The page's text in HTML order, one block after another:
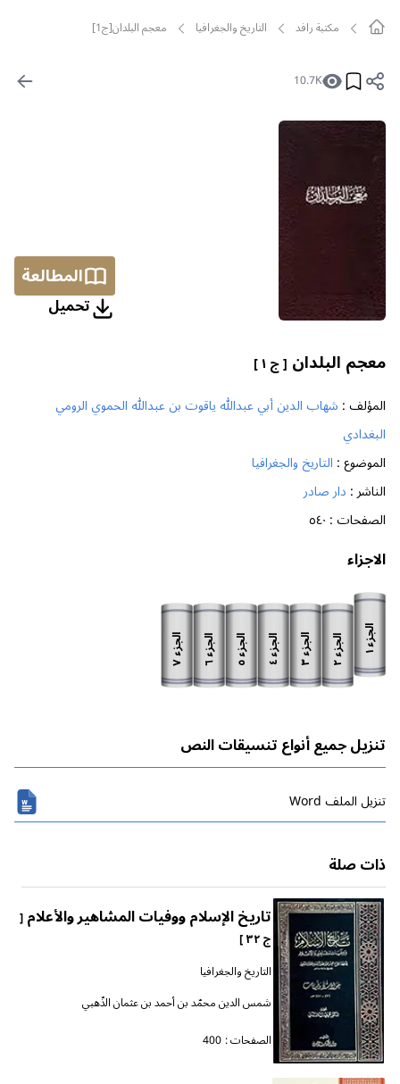
مکتبة رافد التاريخ والجغرافيا معجم البلدان[ج1]
10.7K
المطالعة
تحمیل
معجم البلدان [ ج ١ ]
المؤلف : شهاب الدين أبي عبدالله ياقوت بن عبدالله الحموي الرومي
البغدادي
الموضوع : التاريخ والجغرافيا
الناشر : دار صادر
الصفحات : ٥٤٠
الاجزاء
الجزء
١ الجزء
٢
الجزء
٣
الجزء
٤
الجزء
٥
الجزء
٦
الجزء
٧
تنزيل جميع أنواع تنسيقات النص
تنزیل الملف Word
ذات صلة
تاريخ الإسلام ووفيات المشاهير والأعلام[
ج ٣٢ ]
التاريخ والجغرافيا
شمس الدين محمّد بن أحمد بن عثمان الذّهبي
الصفحات : 400